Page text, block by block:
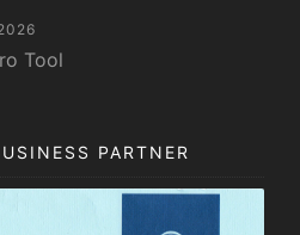
Tool
PARTNER